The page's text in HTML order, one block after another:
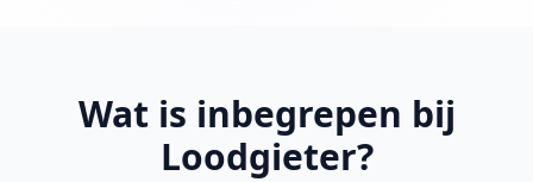
Wat is inbegrepen bij
Loodgieter?